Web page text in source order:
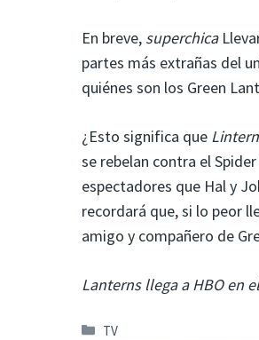
En breve, superchica
partes más extrañas del
quiénes son los Green
¿Esto significa que
se rebelan contra el
espectadores que Hal y
recordará que, si lo peor
amigo y compañero de
Lanterns llega a HBO en
Categorías
TV